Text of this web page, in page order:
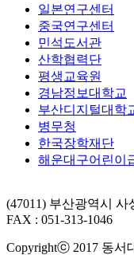
일본연구센터
중국연구센터
민석도서관
산학협력단
평생교육원
경남정보대학교
부산디지털대학
병무청
한국장학재단
해운대구어린이
(47011) 부산광역시 사
FAX : 051-313-1046
Copyrightⓒ 2017 동서